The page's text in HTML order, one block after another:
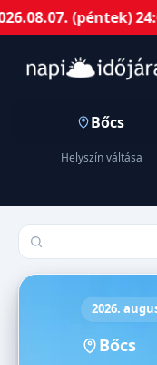
(péntek) 24:00-ig
Bőcs
Helyszín váltása
Település keresése
2026.
Bőcs